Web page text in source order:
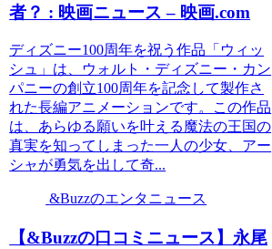
者？ : 映画ニュース – 映画.com
ディズニー100周年を祝う作品「ウィッ
シュ」は、ウォルト・ディズニー・カン
パニーの創立100周年を記念して製作さ
れた長編アニメーションです。この作品
は、あらゆる願いを叶える魔法の王国の
真実を知ってしまった一人の少女、アー
シャが勇気を出して奇...
&Buzzのエンタニュース
【&Buzzの口コミニュース】永尾